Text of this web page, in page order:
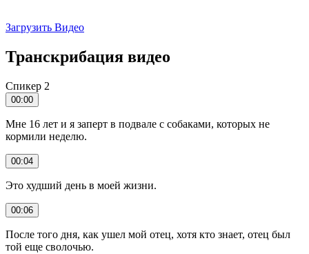
Загрузить Видео
Транскрибация видео
Спикер 2
00:00
Мне 16 лет и я заперт в подвале с собаками, которых не
кормили неделю.
00:04
Это худший день в моей жизни.
00:06
После того дня, как ушел мой отец, хотя кто знает, отец был
той еще сволочью.